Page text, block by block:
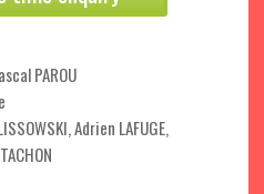
PAROU
Adrien LAFUGE,